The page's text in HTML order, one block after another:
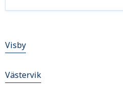
Visby
Västervik